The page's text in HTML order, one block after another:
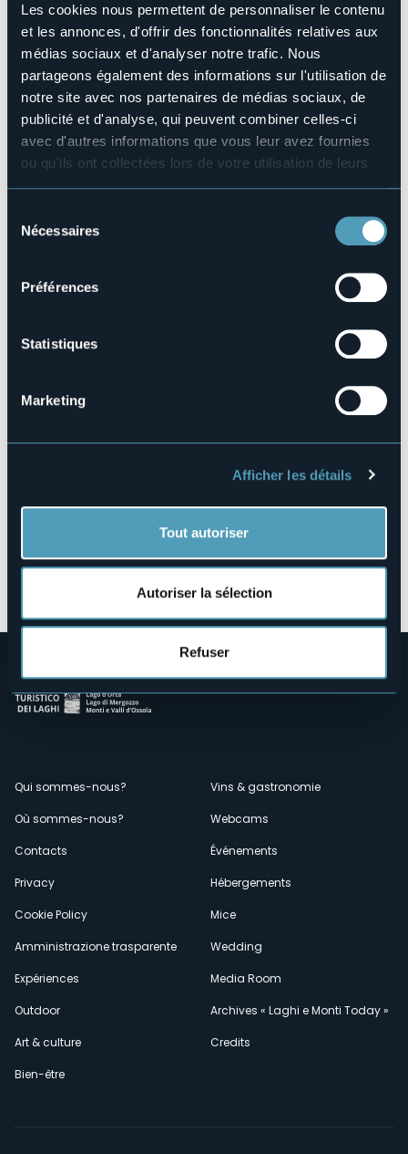
Les cookies nous permettent de personnaliser le contenu
et les annonces, d'offrir des fonctionnalités relatives aux
médias sociaux et d'analyser notre trafic. Nous
partageons également des informations sur l'utilisation de
notre site avec nos partenaires de médias sociaux, de
publicité et d'analyse, qui peuvent combiner celles-ci
avec d'autres informations que vous leur avez fournies
ou qu'ils ont collectées lors de votre utilisation de leurs
services.
manière de les gérer et de les supprimer,
cliquez ici
Nécessaires
Préférences
Statistiques
Marketing
Afficher les détails
Tout autoriser
Autoriser la sélection
Refuser
Orchestre degli Istituti ad indirizzo musicale.
Ingresso gratuito
Organisateur de l'événement
Istituto Comprensivo Clemente Rebora
Lieu de l'événement
Palazzo dei Congressi
Téléphone
+39 0323 30372
info@stresaturismo.it
https://www.stresaturismo.it/it/eventi/il-concerto-di-
natale-a-cura-dell-istitu…
Menù
secondario
Qui sommes-nous?
Où sommes-nous?
Contacts
Privacy
Cookie Policy
Amministrazione trasparente
Expériences
Outdoor
Art & culture
Bien-être
Vins & gastronomie
Webcams
Événements
Hébergements
Mice
Wedding
Media Room
Archives « Laghi e Monti Today »
Credits